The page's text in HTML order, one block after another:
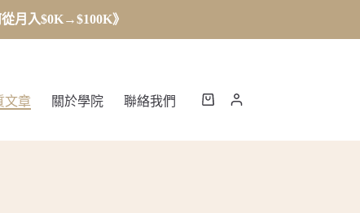
月入$0K→$100K》
文章 關於學院 聯絡我們